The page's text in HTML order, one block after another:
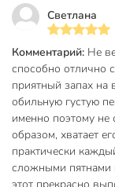
Светлана
Комментарий: Не
способно отлично
приятный запах на
обильную густую
именно поэтому не
образом, хватает
практически
сложными пятнами